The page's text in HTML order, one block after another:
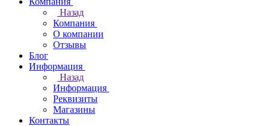
Назад
Компания
О компании
Отзывы
Блог
Информация
Назад
Информация
Реквизиты
Магазины
Контакты